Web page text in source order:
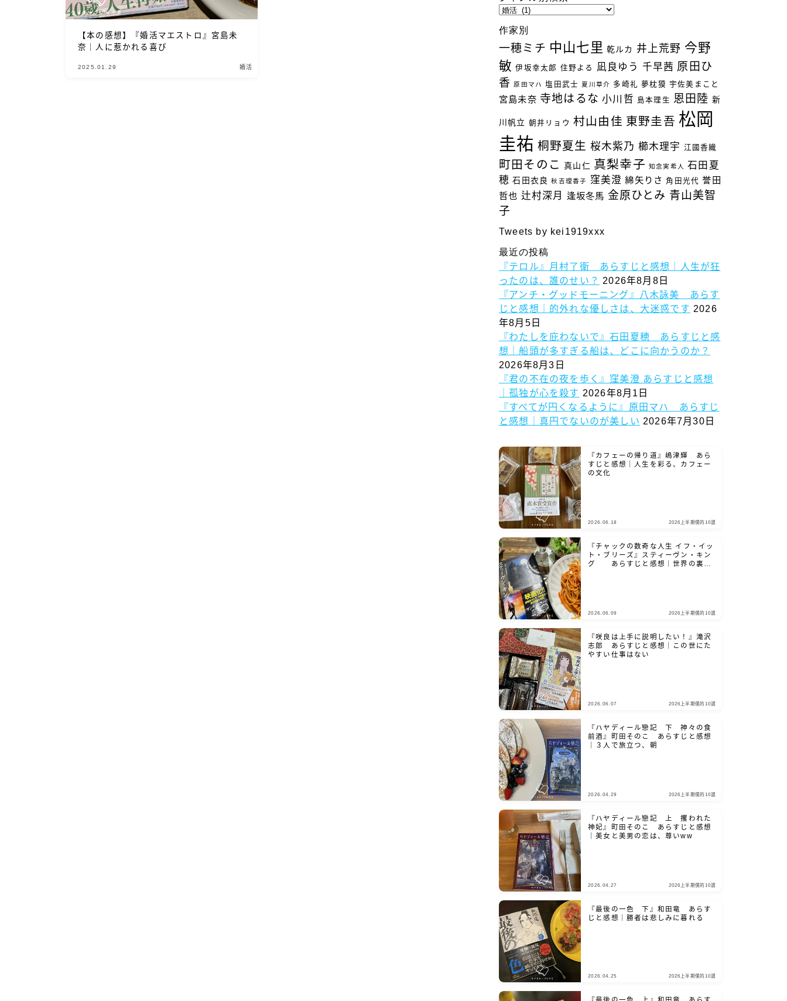
【本の感想】『婚活マエストロ』宮島未
奈｜人に惹かれる喜び
2025.01.29 婚活
ジ
ャ
別
検
索
作家別
一穂ミチ 中山七里 乾ルカ 井上荒野 今野
敏 伊坂幸太郎 住野よる 凪良ゆう 千早茜 原田ひ
香
原田マハ 塩田武士 夏川草介 多崎礼 夢枕獏 宇佐美まこと
宮島未奈 寺地はるな 小川哲 島本理生 恩田陸 新
川帆立 朝井リョウ 村山由佳 東野圭吾 松岡
圭祐 桐野夏生 桜木紫乃 櫛木理宇 江國香織
町田そのこ 真山仁 真梨幸子 知念実希人
石田夏
穂 石田衣良 秋吉理香子 窪美澄 綿矢りさ 角田光代 誉田
哲也 辻村深月 逢坂冬馬 金原ひとみ 青山美智
子
Tweets by kei1919xxx
最近の投稿
『テロル』月村了衛 あらすじと感想｜人生が狂
ったのは、誰のせい？
2026年8月8日
『アンチ・グッドモーニング』八木詠美 あらす
じと感想｜的外れな優しさは、大迷惑です 2026
年8月5日
『わたしを庇わないで』石田夏穂 あらすじと感
想｜船頭が多すぎる船は、どこに向かうのか？
2026年8月3日
『君の不在の夜を歩く』窪美澄 あらすじと感想
｜孤独が心を殺す 2026年8月1日
『すべてが円くなるように』原田マハ あらすじ
と感想｜真円でないのが美しい 2026年7月30日
『カフェーの帰り道』嶋津輝 あら
すじと感想｜人生を彩る、カフェー
の文化
2026.06.18 2026上半期僕的10選
『チャックの数奇な人生 イフ・イッ
ト・ブリーズ』スティーヴン・キン
グ あらすじと感想｜世界の裏側
2026.06.09 2026上半期僕的10選
『咲良は上手に説明したい！』滝沢
志郎 あらすじと感想｜この世にた
やすい仕事はない
2026.06.07 2026上半期僕的10選
『ハヤディール戀記 下 神々の食
前酒』町田そのこ あらすじと感想
｜３人で旅立つ、朝
2026.04.29 2026上半期僕的10選
『ハヤディール戀記 上 攫われた
神妃』町田そのこ あらすじと感想
｜美女と美男の恋は、尊いww
2026.04.27 2026上半期僕的10選
『最後の一色 下』和田竜 あらす
じと感想｜勝者は悲しみに暮れる
2026.04.25 2026上半期僕的10選